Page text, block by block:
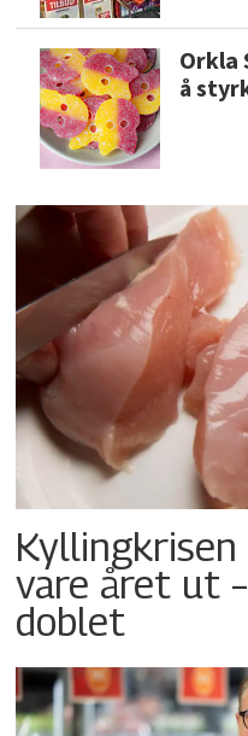
Orkla
å
vare året ut
doblet